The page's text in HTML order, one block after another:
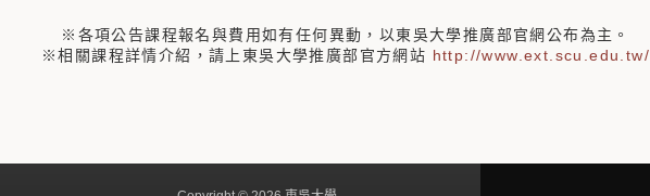
※各項公告課程報名與費用如有任何異動，以東吳大學推廣部官網公布為主。
※相關課程詳情介紹，請上東吳大學推廣部官方網站 http://www.ext.scu.edu.tw/